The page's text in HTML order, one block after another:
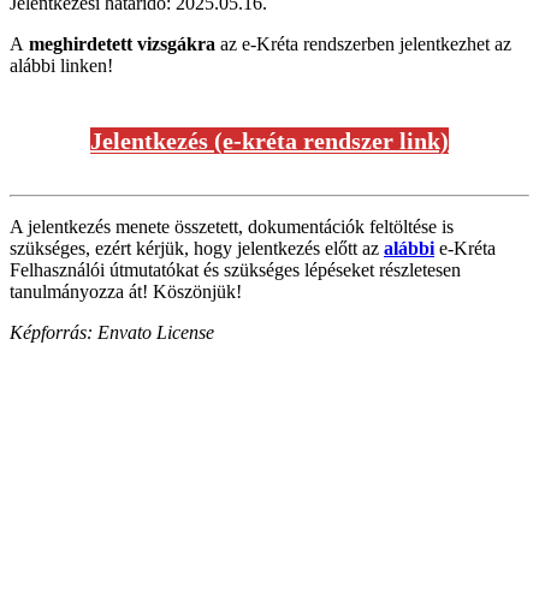
A meghirdetett vizsgákra az e-Kréta rendszerben jelentkezhet az
alábbi linken!
Jelentkezés (e-kréta rendszer link)
A jelentkezés menete összetett, dokumentációk feltöltése is
szükséges, ezért kérjük, hogy jelentkezés előtt az alábbie-Kréta
Felhasználói útmutatókat és szükséges lépéseket részletesen
tanulmányozza át! Köszönjük!
Képforrás: Envato License